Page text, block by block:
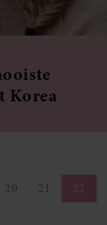
Korea
Pagina
20 Pagina
21 Pagina
22